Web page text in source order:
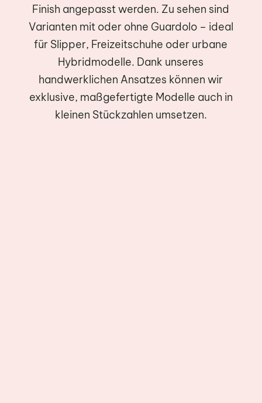
Finish angepasst werden. Zu sehen sind
Varianten mit oder ohne Guardolo – ideal
für Slipper, Freizeitschuhe oder urbane
Hybridmodelle. Dank unseres
handwerklichen Ansatzes können wir
exklusive, maßgefertigte Modelle auch in
kleinen Stückzahlen umsetzen.